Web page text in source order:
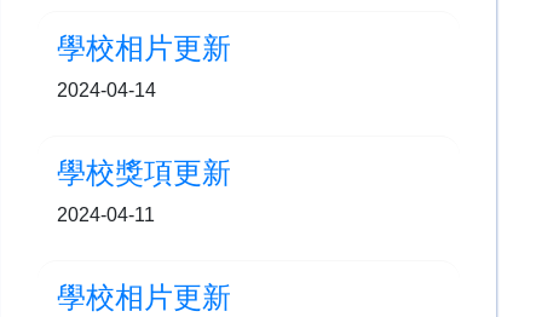
學校相片更新
2024-04-14
學校獎項更新
2024-04-11
學校相片更新